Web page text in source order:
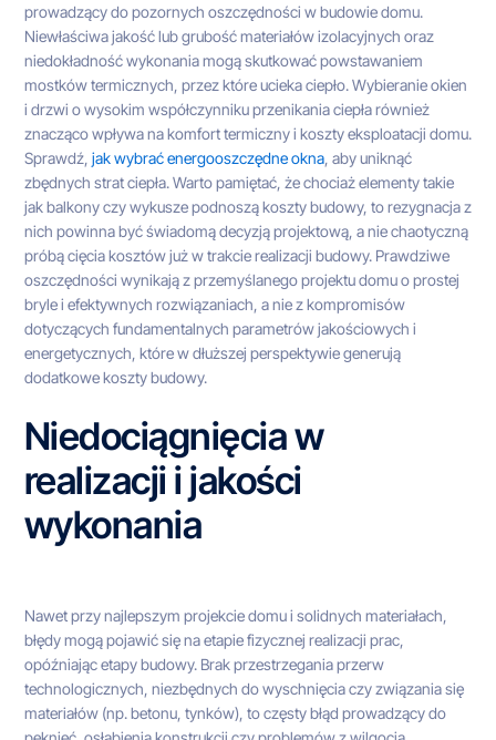
prowadzący do pozornych oszczędności w budowie domu.
Niewłaściwa jakość lub grubość materiałów izolacyjnych oraz
niedokładność wykonania mogą skutkować powstawaniem
mostków termicznych, przez które ucieka ciepło. Wybieranie okien
i drzwi o wysokim współczynniku przenikania ciepła również
znacząco wpływa na komfort termiczny i koszty eksploatacji domu.
Sprawdź, jak wybrać energooszczędne okna, aby uniknąć
zbędnych strat ciepła. Warto pamiętać, że chociaż elementy takie
jak balkony czy wykusze podnoszą koszty budowy, to rezygnacja z
nich powinna być świadomą decyzją projektową, a nie chaotyczną
próbą cięcia kosztów już w trakcie realizacji budowy. Prawdziwe
oszczędności wynikają z przemyślanego projektu domu o prostej
bryle i efektywnych rozwiązaniach, a nie z kompromisów
dotyczących fundamentalnych parametrów jakościowych i
energetycznych, które w dłuższej perspektywie generują
dodatkowe koszty budowy.
Niedociągnięcia w
realizacji i jakości
wykonania
Nawet przy najlepszym projekcie domu i solidnych materiałach,
błędy mogą pojawić się na etapie fizycznej realizacji prac,
opóźniając etapy budowy. Brak przestrzegania przerw
technologicznych, niezbędnych do wyschnięcia czy związania się
materiałów (np. betonu, tynków), to częsty błąd prowadzący do